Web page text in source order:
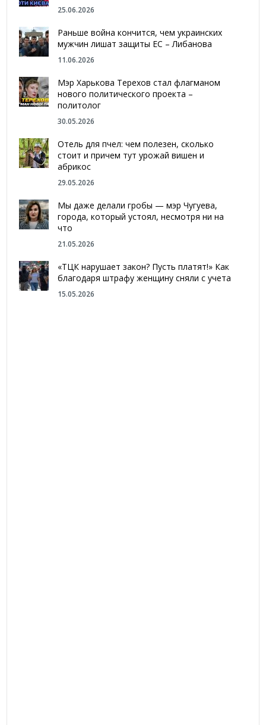
25.06.2026
Раньше война кончится, чем украинских
мужчин лишат защиты ЕС – Либанова
11.06.2026
Мэр Харькова Терехов стал флагманом
нового политического проекта –
политолог
30.05.2026
Отель для пчел: чем полезен, сколько
стоит и причем тут урожай вишен и
абрикос
29.05.2026
Мы даже делали гробы — мэр Чугуева,
города, который устоял, несмотря ни на
что
21.05.2026
«ТЦК нарушает закон? Пусть платят!» Как
благодаря штрафу женщину сняли с учета
15.05.2026